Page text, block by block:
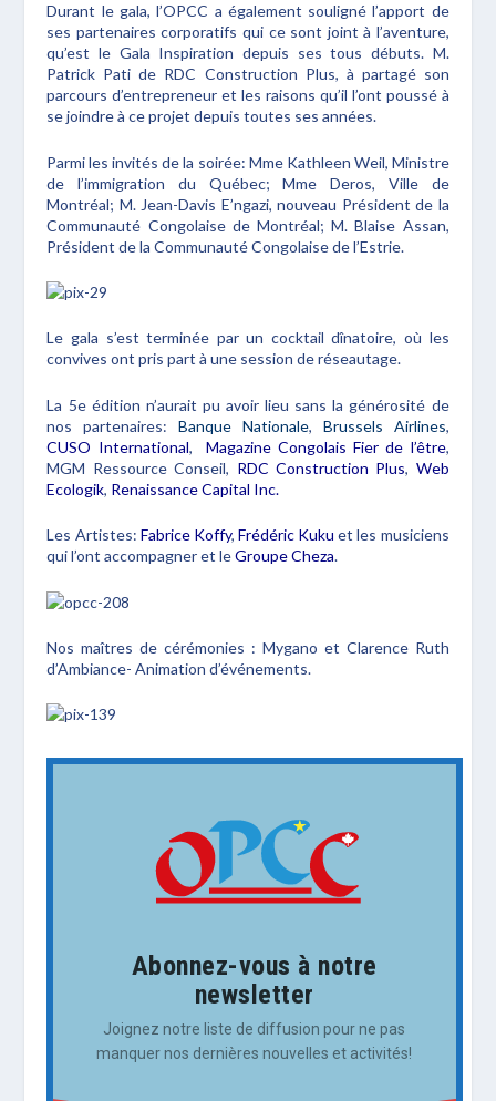
Durant le gala, l’OPCC a également souligné l’apport de
ses partenaires corporatifs qui ce sont joint à l’aventure,
qu’est le Gala Inspiration depuis ses tous débuts. M.
Patrick Pati de RDC Construction Plus, à partagé son
parcours d’entrepreneur et les raisons qu’il l’ont poussé à
se joindre à ce projet depuis toutes ses années.
Parmi les invités de la soirée: Mme Kathleen Weil, Ministre
de l’immigration du Québec; Mme Deros, Ville de
Montréal; M. Jean-Davis E’ngazi, nouveau Président de la
Communauté Congolaise de Montréal; M. Blaise Assan,
Président de la Communauté Congolaise de l’Estrie.
Le gala s’est terminée par un cocktail dînatoire, où les
convives ont pris part à une session de réseautage.
La 5e édition n’aurait pu avoir lieu sans la générosité de
nos partenaires:Banque Nationale, Brussels Airlines,
CUSO International, Magazine Congolais Fier de l’être,
MGM Ressource Conseil, RDC Construction Plus, Web
Ecologik, Renaissance Capital Inc.
Les Artistes: Fabrice Koffy,Frédéric Kuku et les musiciens
qui l’ont accompagner et leGroupe Cheza.
Nos maîtres de cérémonies : Mygano et Clarence Ruth
d’Ambiance- Animation d’événements.
Abonnez-vous à notre
newsletter
Joignez notre liste de diffusion pour ne pas
manquer nos dernières nouvelles et activités!